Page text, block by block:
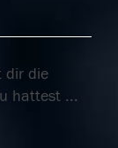
dir die
hattest ...